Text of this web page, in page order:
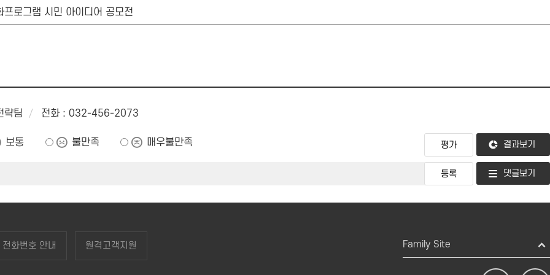
로그램 시민 아이디어 공모전
략팀 전화 : 032-456-2073
보통 불만족 매우불만족 결과보기
댓글보기
전화번호 안내 원격고객지원 Family Site